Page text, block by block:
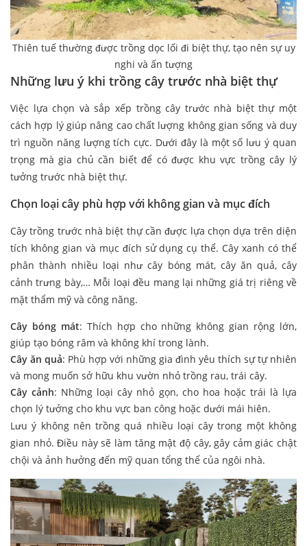
Thiên tuế thường được trồng dọc lối đi biệt thự, tạo nên sự uy
nghi và ấn tượng
Những lưu ý khi trồng cây trước nhà biệt thự
Việc lựa chọn và sắp xếp trồng cây trước nhà biệt thự một
cách hợp lý giúp nâng cao chất lượng không gian sống và duy
trì nguồn năng lượng tích cực. Dưới đây là một số lưu ý quan
trọng mà gia chủ cần biết để có được khu vực trồng cây lý
tưởng trước nhà biệt thự.
Chọn loại cây phù hợp với không gian và mục đích
Cây trồng trước nhà biệt thự cần được lựa chọn dựa trên diện
tích không gian và mục đích sử dụng cụ thể. Cây xanh có thể
phân thành nhiều loại như cây bóng mát, cây ăn quả, cây
cảnh trưng bày,… Mỗi loại đều mang lại những giá trị riêng về
mặt thẩm mỹ và công năng.
Cây bóng mát: Thích hợp cho những không gian rộng lớn,
giúp tạo bóng râm và không khí trong lành.
Cây ăn quả: Phù hợp với những gia đình yêu thích sự tự nhiên
và mong muốn sở hữu khu vườn nhỏ trồng rau, trái cây.
Cây cảnh: Những loại cây nhỏ gọn, cho hoa hoặc trái là lựa
chọn lý tưởng cho khu vực ban công hoặc dưới mái hiên.
Lưu ý không nên trồng quá nhiều loại cây trong một không
gian nhỏ. Điều này sẽ làm tăng mật độ cây, gây cảm giác chật
chội và ảnh hưởng đến mỹ quan tổng thể của ngôi nhà.